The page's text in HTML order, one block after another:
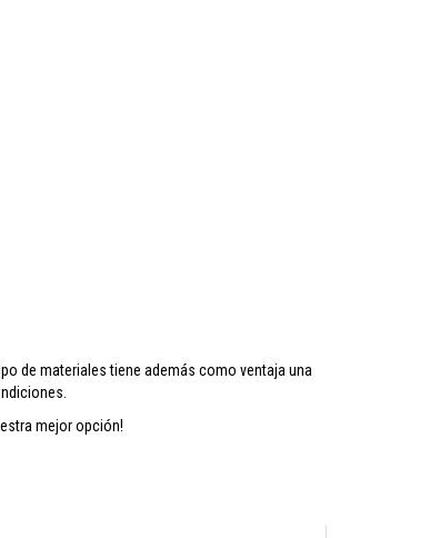
tipo de materiales tiene además como ventaja una
mejor opción!